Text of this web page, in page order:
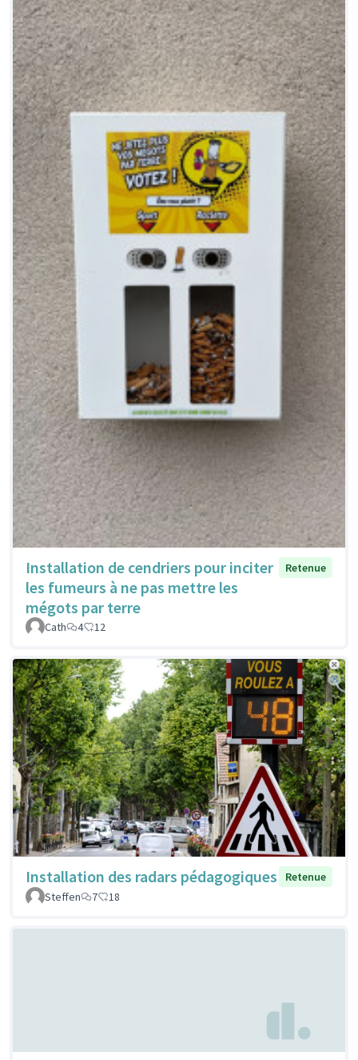
Installation de cendriers pour inciter
les fumeurs à ne pas mettre les
mégots par terre
Retenue
Cath 4 12
Installation des radars pédagogiques
Retenue
Steffen
7 18